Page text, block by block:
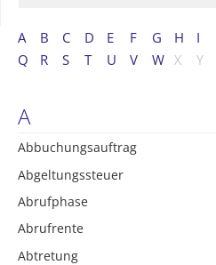
A B C D E F G H I
Q
R S T U V W X Y
A
Abbuchungsauftrag
Abgeltungssteuer
Abrufphase
Abrufrente
Abtretung